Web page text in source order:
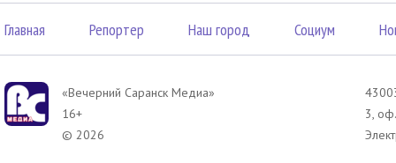
Главная Репортер Наш город Социум
«Вечерний Саранск Mедиа»
16+
© 2026
3,